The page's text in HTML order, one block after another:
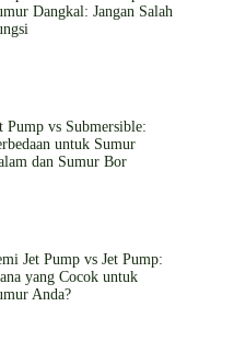
Dangkal: Jangan Salah
Pump vs Submersible:
untuk Sumur
dan Sumur Bor
Jet Pump vs Jet Pump:
yang Cocok untuk
Anda?